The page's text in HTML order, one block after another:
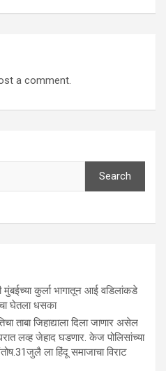
a comment.
Search
कुर्ला भागातून आई वडिलांकडे
घेतला धसका
ताबा जिहाद्याला दिला जाणार असेल
लव्ह जेहाद घडणार. केज पोलिसांच्या
ला हिंदू समाजाचा विराट